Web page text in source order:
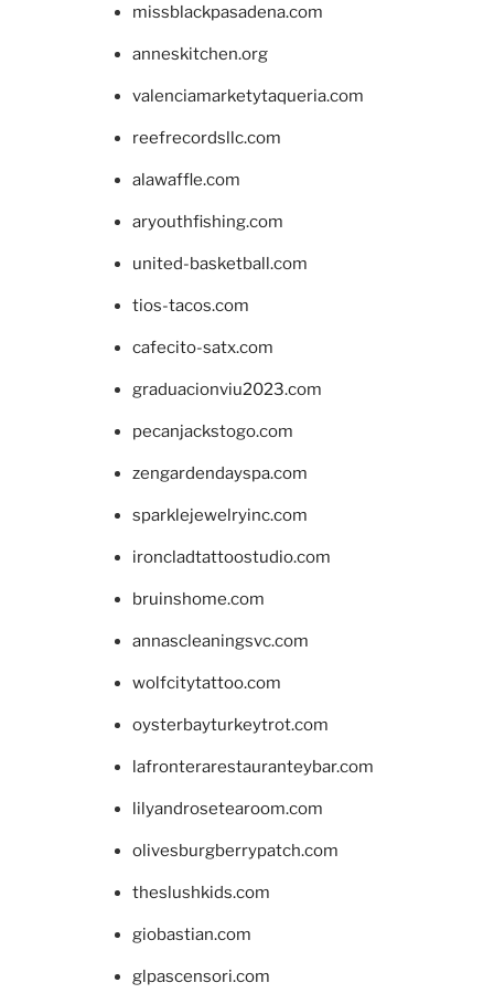
missblackpasadena.com
anneskitchen.org
valenciamarketytaqueria.com
reefrecordsllc.com
alawaffle.com
aryouthfishing.com
united-basketball.com
tios-tacos.com
cafecito-satx.com
graduacionviu2023.com
pecanjackstogo.com
zengardendayspa.com
sparklejewelryinc.com
ironcladtattoostudio.com
bruinshome.com
annascleaningsvc.com
wolfcitytattoo.com
oysterbayturkeytrot.com
lafronterarestauranteybar.com
lilyandrosetearoom.com
olivesburgberrypatch.com
theslushkids.com
giobastian.com
glpascensori.com